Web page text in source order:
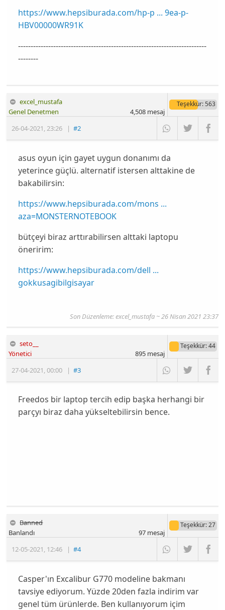
https://www.hepsiburada.com/hp-p ... 9ea-p-
HBV00000WR91K
---------------------------------------------------------------------------
--------
excel_mustafa
26-04-2021,23:26 |#2
Genel Denetmen
Teşekkür: 563
4,508mesaj
asus oyun için gayet uygun donanımı da
yeterince güçlü. alternatif istersen alttakine de
bakabilirsin:
https://www.hepsiburada.com/mons ...
aza=MONSTERNOTEBOOK
bütçeyi biraz arttırabilirsen alttaki laptopu
öneririm:
https://www.hepsiburada.com/dell ...
gokkusagibilgisayar
Son Düzenleme: excel_mustafa ~ 26 Nisan 2021 23:37
seto__
27-04-2021 ,00:00 |#3
Yönetici
Teşekkür: 44
895mesaj
Freedos bir laptop tercih edip başka herhangi bir
parçyı biraz daha yükseltebilirsin bence.
Banned
12-05-2021, 12:46 |#4
Banlandı
Teşekkür: 27
97mesaj
Casper'ın Excalibur G770 modeline bakmanı
tavsiye ediyorum. Yüzde 20den fazla indirim var
genel tüm ürünlerde. Ben kullanıyorum içim